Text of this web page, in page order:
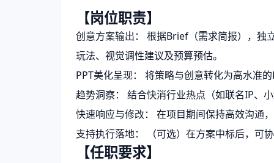
【岗位职责】
创意方案输出： 根据Brief（需求简报），独
玩法、视觉调性建议及预算预估。
PPT美化呈现： 将策略与创意转化为高水准
趋势洞察： 结合快消行业热点（如联名IP、
快速响应与修改： 在项目期间保持高效沟通
支持执行落地： （可选）在方案中标后，可
【任职要求】